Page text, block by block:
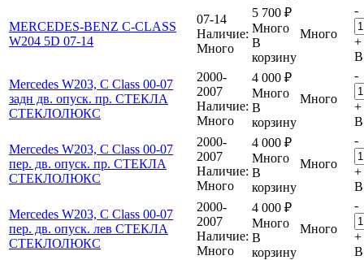
MERCEDES-BENZ C-CLASS
W204 5D 07-14
07-14
Наличие:
Много
5 700 ₽
Много
В
корзину
Много
-
+
В
Mercedes W203, C Class 00-07
задн дв. опуск. пр. СТЕКЛА
СТЕКЛОЛЮКС
2000-
2007
Наличие:
Много
4 000 ₽
Много
В
корзину
Много
-
+
В
Mercedes W203, C Class 00-07
пер. дв. опуск. пр. СТЕКЛА
СТЕКЛОЛЮКС
2000-
2007
Наличие:
Много
4 000 ₽
Много
В
корзину
Много
-
+
В
Mercedes W203, C Class 00-07
пер. дв. опуск. лев СТЕКЛА
СТЕКЛОЛЮКС
2000-
2007
Наличие:
Много
4 000 ₽
Много
В
корзину
Много
-
+
В